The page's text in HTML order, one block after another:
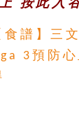
按此入
食譜】三
3預防